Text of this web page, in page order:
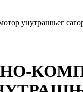
унутрашњег